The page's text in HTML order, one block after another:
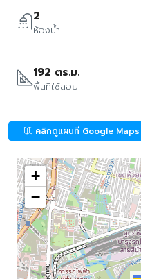
2
ห้องน้ำ
192 ตร.ม.
พื้นที่ใช้สอย
คลิกดูแผนที่ Google Maps
+
−